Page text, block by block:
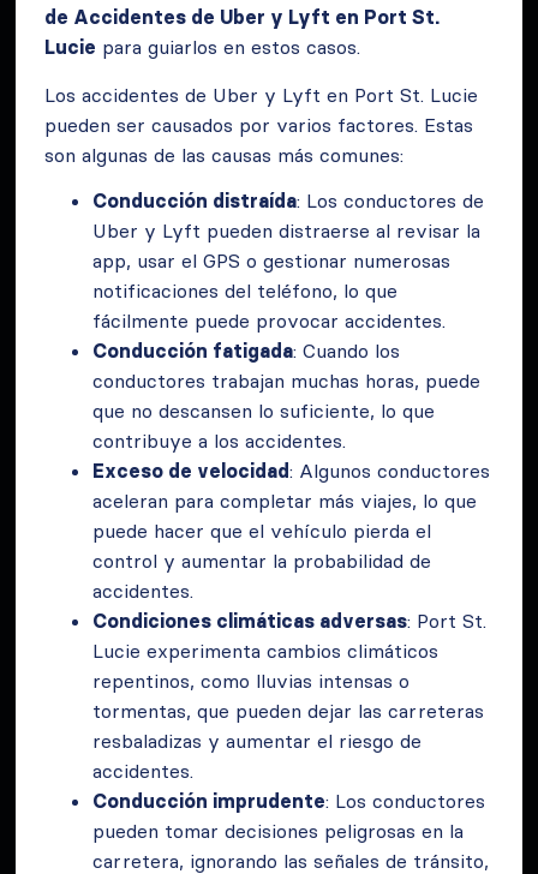
de Accidentes de Uber y Lyft en Port St.
Lucie para guiarlos en estos casos.
Los accidentes de Uber y Lyft en Port St. Lucie
pueden ser causados por varios factores. Estas
son algunas de las causas más comunes:
Conducción distraída: Los conductores de
Uber y Lyft pueden distraerse al revisar la
app, usar el GPS o gestionar numerosas
notificaciones del teléfono, lo que
fácilmente puede provocar accidentes.
Conducción fatigada: Cuando los
conductores trabajan muchas horas, puede
que no descansen lo suficiente, lo que
contribuye a los accidentes.
Exceso de velocidad: Algunos conductores
aceleran para completar más viajes, lo que
puede hacer que el vehículo pierda el
control y aumentar la probabilidad de
accidentes.
Condiciones climáticas adversas: Port St.
Lucie experimenta cambios climáticos
repentinos, como lluvias intensas o
tormentas, que pueden dejar las carreteras
resbaladizas y aumentar el riesgo de
accidentes.
Conducción imprudente: Los conductores
pueden tomar decisiones peligrosas en la
carretera, ignorando las señales de tránsito,